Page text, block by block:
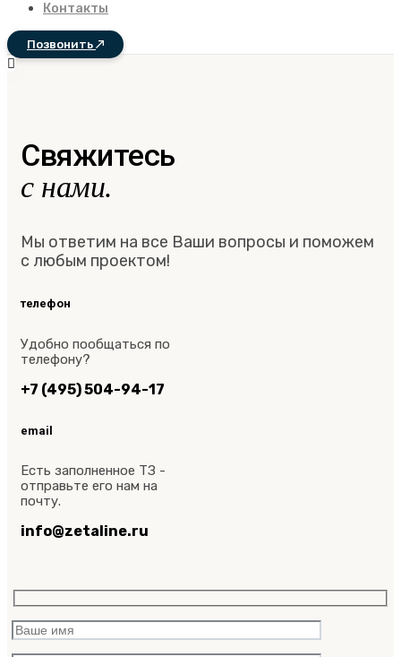
Контакты
Позвонить
Свяжитесь
с нами.
Мы ответим на все Ваши вопросы и поможем
с любым проектом!
телефон
Удобно пообщаться по
телефону?
+7 (495) 504-94-17
email
Есть заполненное ТЗ -
отправьте его нам на
почту.
info@zetaline.ru